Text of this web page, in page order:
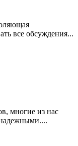
все обсуждения...
многие из нас